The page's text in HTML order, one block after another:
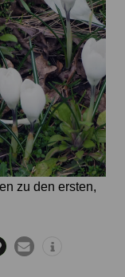
zu den ersten,